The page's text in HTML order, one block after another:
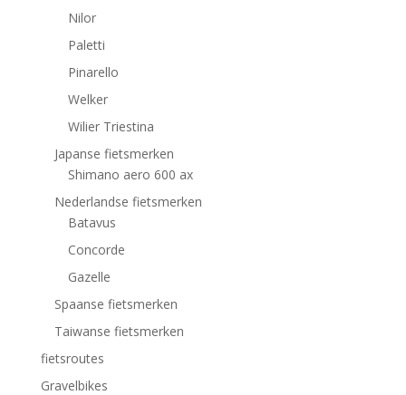
Nilor
Paletti
Pinarello
Welker
Wilier Triestina
Japanse fietsmerken
Shimano aero 600 ax
Nederlandse fietsmerken
Batavus
Concorde
Gazelle
Spaanse fietsmerken
Taiwanse fietsmerken
fietsroutes
Gravelbikes